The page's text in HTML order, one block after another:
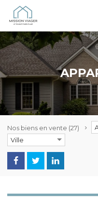
Nos biens en vente (27)
Ville